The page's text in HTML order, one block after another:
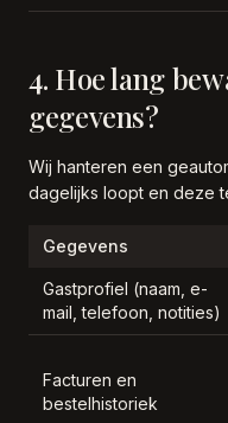
4. Hoe lang
gegevens?
Wij hanteren een
dagelijks loopt en deze
Gegevens
Gastprofiel (naam, e-
mail, telefoon, notities)
Facturen en
bestelhistoriek